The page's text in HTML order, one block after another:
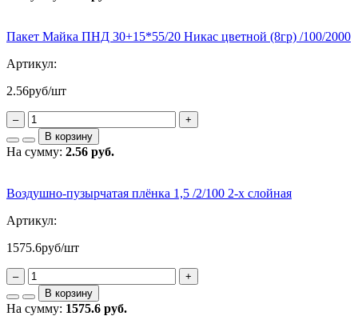
Пакет Майка ПНД 30+15*55/20 Никас цветной (8гр) /100/2000
Артикул:
2.56руб/шт
–
+
В корзину
На сумму: 2.56 руб.
Воздушно-пузырчатая плёнка 1,5 /2/100 2-х слойная
Артикул:
1575.6руб/шт
–
+
В корзину
На сумму: 1575.6 руб.